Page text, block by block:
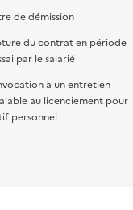
de démission
du contrat en période
par le salarié
à un entretien
au licenciement pour
personnel